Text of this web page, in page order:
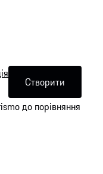
Створити
до порівняння